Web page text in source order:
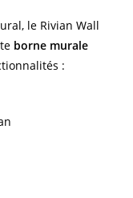
le Rivian Wall
borne murale
: